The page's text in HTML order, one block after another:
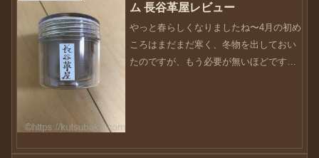
ム 長谷革屋レビュー
やっと春らしくなりましたね〜4月の初め
ころはまだまだ寒く、冬物を出しておい
たのですが、もう必要が無いほどです。